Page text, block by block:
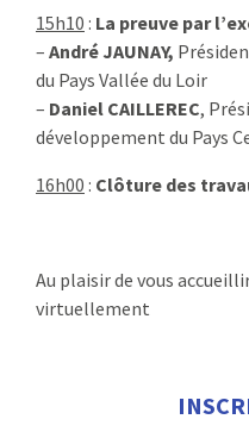
15h10 : La preuve par
– André JAUNAY,
du Pays Vallée du Loir
– Daniel CAILLEREC,
développement du Pays
16h00 : Clôture des
Au plaisir de vous
virtuellement